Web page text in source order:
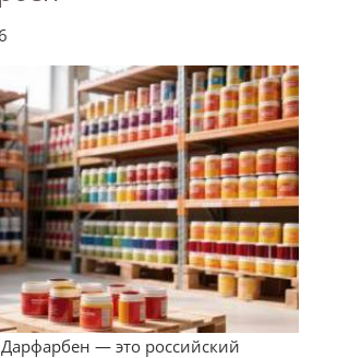
— это российский